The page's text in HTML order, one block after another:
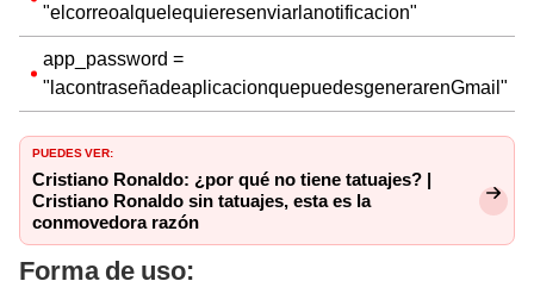
"elcorreoalquelequieresenviarlanotificacion"
app_password =
"lacontraseñadeaplicacionquepuedesgenerarenGmail"
PUEDES VER:
Cristiano Ronaldo: ¿por qué no tiene tatuajes? |
Cristiano Ronaldo sin tatuajes, esta es la
conmovedora razón
Forma de uso: